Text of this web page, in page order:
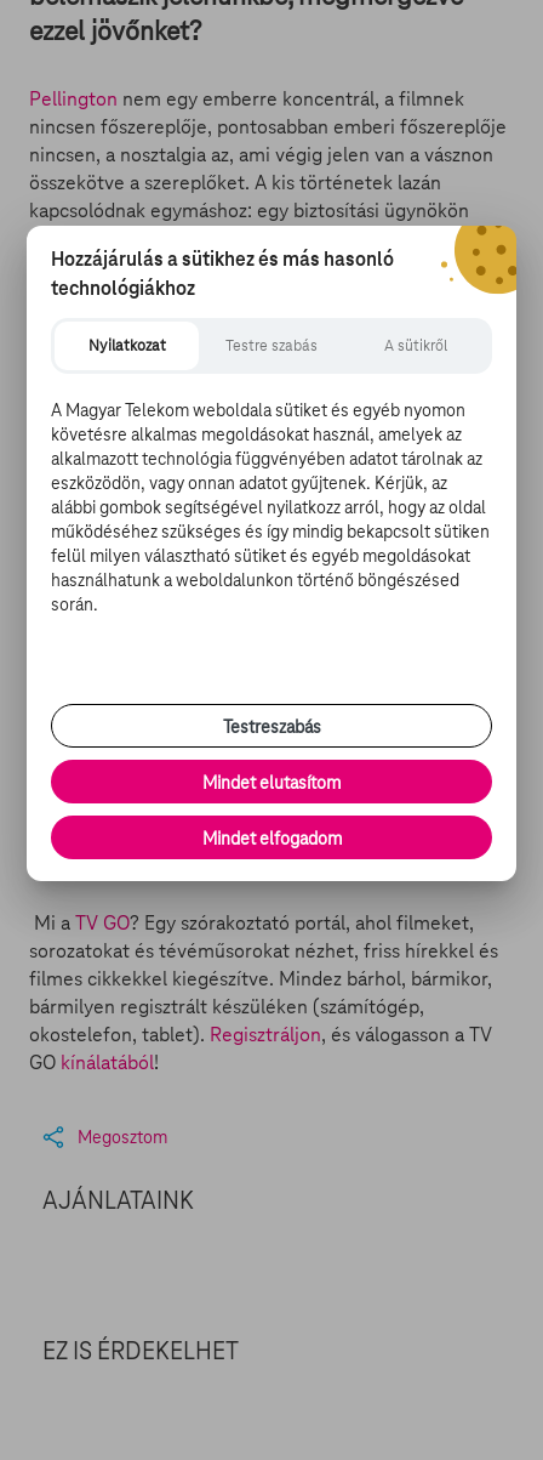
ezzel jövőnket?
Pellington nem egy emberre koncentrál, a filmnek
nincsen főszereplője, pontosabban emberi főszereplője
nincsen, a nosztalgia az, ami végig jelen van a vásznon
összekötve a szereplőket. A kis történetek lazán
kapcsolódnak egymáshoz: egy biztosítási ügynökön
(
) keresztül csöppenünk bele egy idős férfi
Bruce Dern) történetébe, majd az ügynök egy
özvegyhez (Ellen Burstyn
elvált gyűjtővel (
Jon Hamm), aki húgához (Catherine
rendszerezzenek.
A különálló sorsokban az a közös, hogy mindegyik
szereplő más-más élethelyzetben, de szembesül a múlt
maradékaival: az özvegy a leégett családi fészek, a
gyűjtő a szülők emléke, az idős férfi az életében
felhalmozott ingóságai fölött mereng. A Nosztalgia
lehetnek.
A NOSTALGIA C. FILM A TV GO-N:
Nostalgia (feliratos)
Mi aTV GO? Egy szórakoztató portál, ahol filmeket,
sorozatokat és tévéműsorokat nézhet, friss hírekkel és
filmes cikkekkel kiegészítve. Mindez bárhol, bármikor,
bármilyen regisztrált készüléken (számítógép,
okostelefon, tablet). Regisztráljon, és válogasson a TV
GO kínálatából!
Megosztom
AJÁNLATAINK
EZ IS ÉRDEKELHET
Hozzájárulás a sütikhez és más hasonló
technológiákhoz
Nyilatkozat Testre szabás A sütikről
A Magyar Telekom weboldala sütiket és egyéb nyomon
követésre alkalmas megoldásokat használ, amelyek az
alkalmazott technológia függvényében adatot tárolnak az
eszközödön, vagy onnan adatot gyűjtenek. Kérjük, az
alábbi gombok segítségével nyilatkozz arról, hogy az oldal
működéséhez szükséges és így mindig bekapcsolt sütiken
felül milyen választható sütiket és egyéb megoldásokat
használhatunk a weboldalunkon történő böngészésed
során.
Testreszabás
Mindet elutasítom
Mindet elfogadom